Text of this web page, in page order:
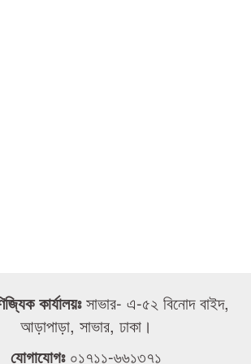
কার্যালয়ঃসাভার- এ-৫২ বিনোদ বাইদ,
আড়াপাড়া, সাভার, ঢাকা।
যোগাযোগঃ০১৭১১-৬৬১৩৭১